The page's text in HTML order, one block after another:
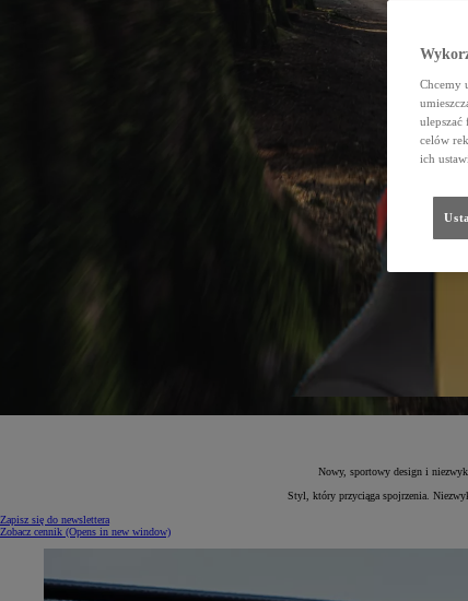
Nowy, sportowy design i
Styl, który przyciąga spojrzenia.
Zapisz się do newslettera
Zobacz cennik (Opens in new window)
Chcemy
ulepszać
celów
ich